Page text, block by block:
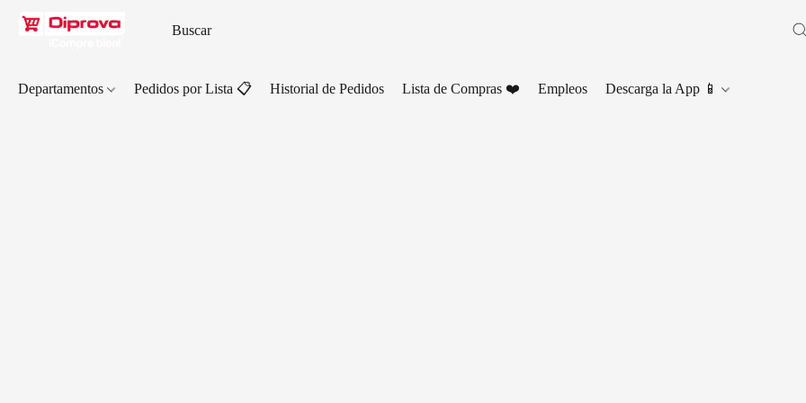
Departamentos Pedidos por Lista 📋 Historial de Pedidos Lista de Compras ❤️ Empleos Descarga la App 📱